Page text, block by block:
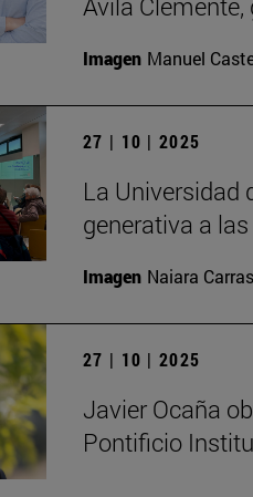
Imagen Manuel
27 | 10 | 2025
La Universidad
generativa a
Imagen Naiara
27 | 10 | 2025
Javier Ocaña
Pontificio